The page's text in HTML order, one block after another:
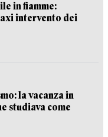
in fiamme:
intervento dei
la vacanza in
studiava come